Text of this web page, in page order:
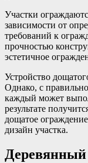
Участки
зависимости от
требований к
прочностью
эстетичное
Устройство
Однако, с
каждый может
результате
дощатое
дизайн участка.
Деревянный